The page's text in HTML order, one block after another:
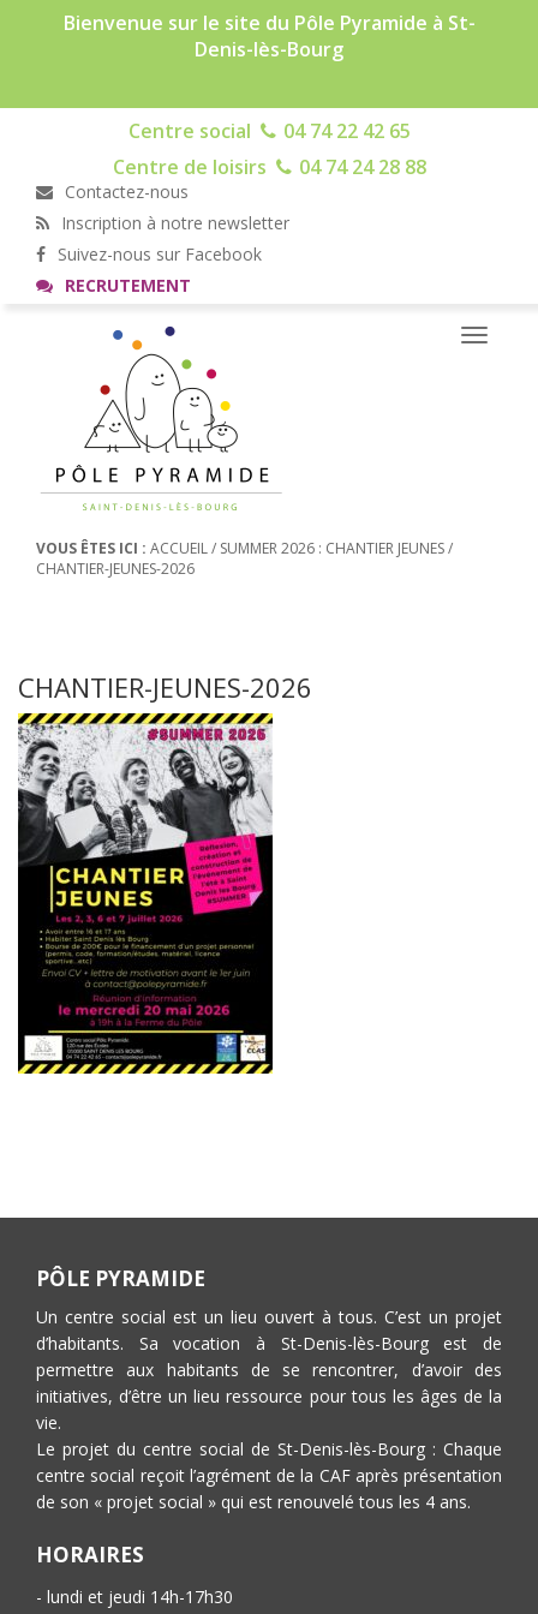
Bienvenue sur le site du Pôle Pyramide à St-
Denis-lès-Bourg
Centre social
04 74 22 42 65
Centre de loisirs
04 74 24 28 88
Contactez-nous
Inscription à notre newsletter
Suivez-nous sur Facebook
RECRUTEMENT
Toggle
VOUS ÊTES ICI : ACCUEIL/ SUMMER 2026 : CHANTIER JEUNES/
CHANTIER-JEUNES-2026
CHANTIER-JEUNES-2026
PÔLE PYRAMIDE
Un centre social est un lieu ouvert à tous. C’est un projet
d’habitants. Sa vocation à St-Denis-lès-Bourg est de
permettre aux habitants de se rencontrer, d’avoir des
initiatives, d’être un lieu ressource pour tous les âges de la
vie.
Le projet du centre social de St-Denis-lès-Bourg : Chaque
centre social reçoit l’agrément de la CAF après présentation
de son « projet social » qui est renouvelé tous les 4 ans.
HORAIRES
- lundi et jeudi 14h-17h30